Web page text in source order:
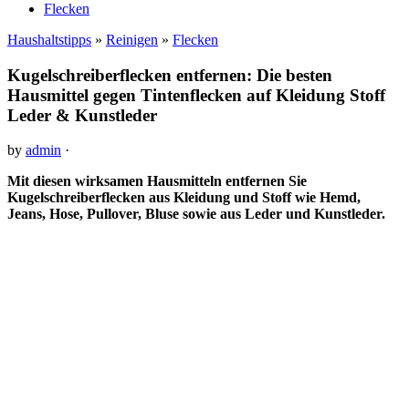
Flecken
Haushaltstipps » Reinigen » Flecken
Kugelschreiberflecken entfernen: Die besten
Hausmittel gegen Tintenflecken auf Kleidung Stoff
Leder & Kunstleder
by admin ·
Mit diesen wirksamen Hausmitteln entfernen Sie
Kugelschreiberflecken aus Kleidung und Stoff wie Hemd,
Jeans, Hose, Pullover, Bluse sowie aus Leder und Kunstleder.